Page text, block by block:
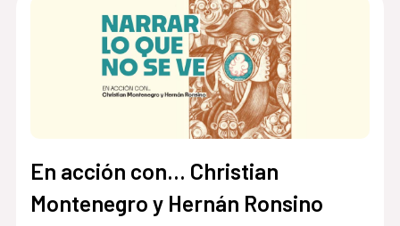
En acción con... Christian
Montenegro y Hernán Ronsino